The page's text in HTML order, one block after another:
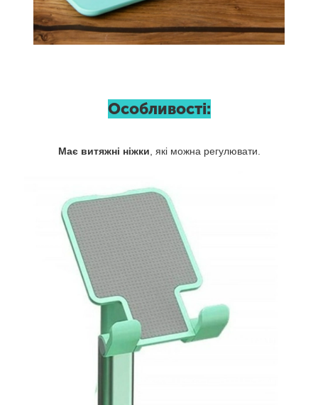
Особливості:
Має витяжні ніжки , які можна регулювати.